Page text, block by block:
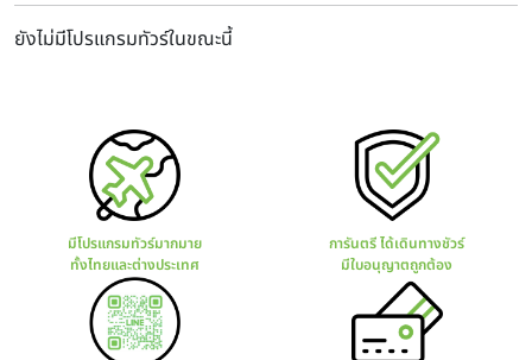
ยังไม่มีโปรแกรมทัวร์ในขณะนี้